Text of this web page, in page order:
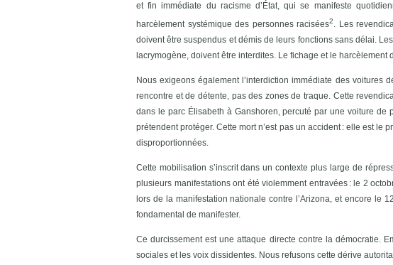
et fin immédiate du racisme d’État, qui se manifeste
harcèlement systémique des personnes racisées2. Les
doivent être suspendus et démis de leurs fonctions sans délai.
lacrymogène, doivent être interdites. Le fichage et le harcèlement
Nous exigeons également l’interdiction immédiate des
rencontre et de détente, pas des zones de traque. Cette
dans le parc Élisabeth à Ganshoren, percuté par une voiture de
prétendent protéger. Cette mort n’est pas un accident : elle est le
disproportionnées.
Cette mobilisation s’inscrit dans un contexte plus large de
plusieurs manifestations ont été violemment entravées : le 2
lors de la manifestation nationale contre l’Arizona, et encore le
fondamental de manifester.
Ce durcissement est une attaque directe contre la démocratie.
sociales et les voix dissidentes. Nous refusons cette dérive